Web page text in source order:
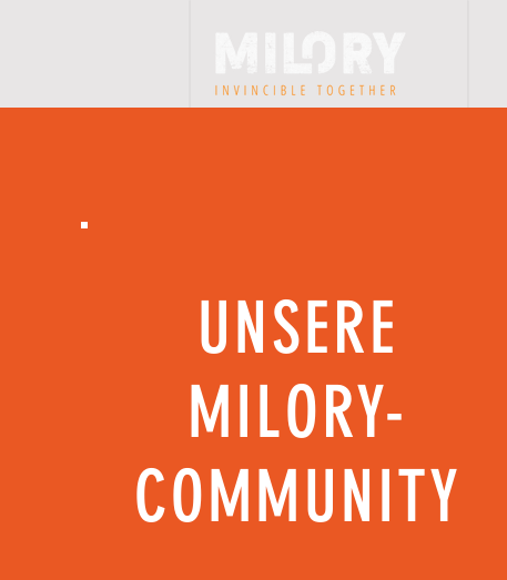
UNSERE
MILORY-
COMMUNITY